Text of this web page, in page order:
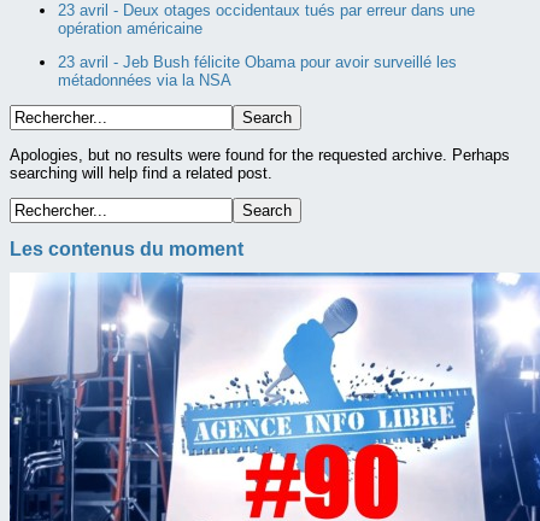
23 avril - Deux otages occidentaux tués par erreur dans une
opération américaine
23 avril - Jeb Bush félicite Obama pour avoir surveillé les
métadonnées via la NSA
Apologies, but no results were found for the requested archive. Perhaps
searching will help find a related post.
Les contenus du moment